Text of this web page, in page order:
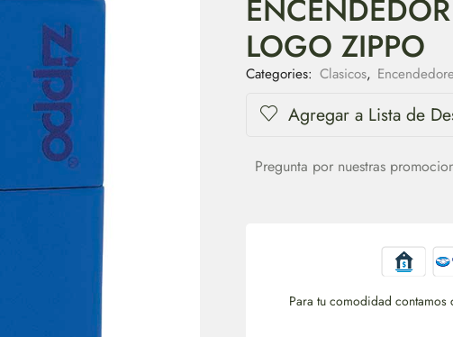
LOGO ZIPPO
Categories: Clasicos,
Agregar a Lista de
Pregunta por nuestras
Para tu comodidad contamos